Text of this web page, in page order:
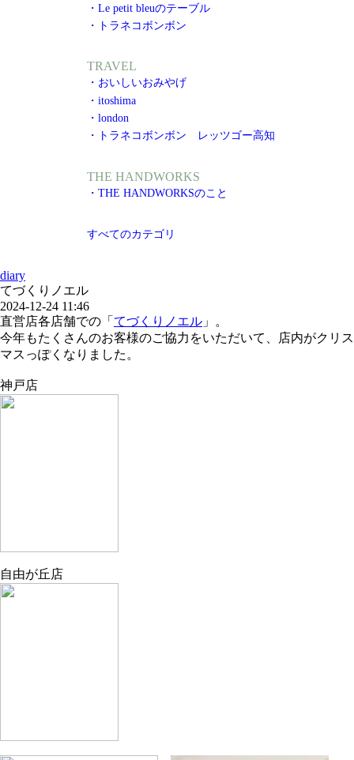
・Le petit bleuのテーブル
・トラネコボンボン
TRAVEL
・おいしいおみやげ
・itoshima
・london
・トラネコボンボン レッツゴー高知
THE HANDWORKS
・THE HANDWORKSのこと
すべてのカテゴリ
diary
てづくりノエル
2024-12-24 11:46
直営店各店舗での「 てづくりノエル 」。
今年もたくさんのお客様のご協力をいただいて、店内がクリス
マスっぽくなりました。
神戸店
自由が丘店